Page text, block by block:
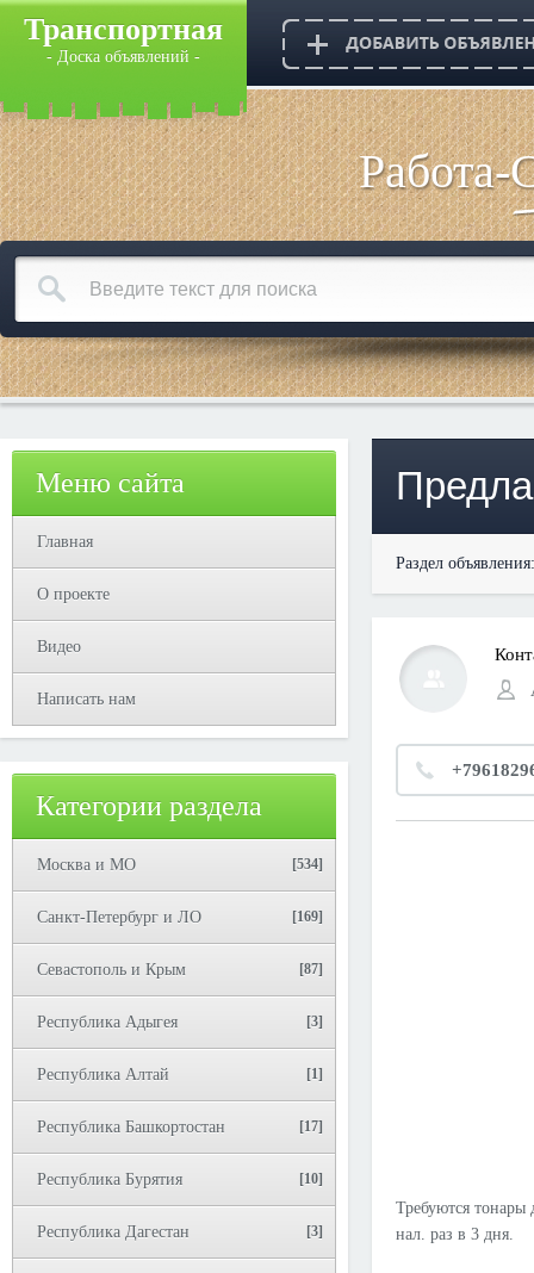
Транспортная
- Доска объявлений -
Меню сайта
Главная
О проекте
Видео
Написать нам
Категории раздела
Москва и МО [534]
Санкт-Петербург и ЛО [169]
Севастополь и Крым [87]
Республика Адыгея [3]
Республика Алтай [1]
Республика Башкортостан [17]
Республика Бурятия [10]
Республика Дагестан [3]
Раздел
Требуются
нал. раз в 3 дня.